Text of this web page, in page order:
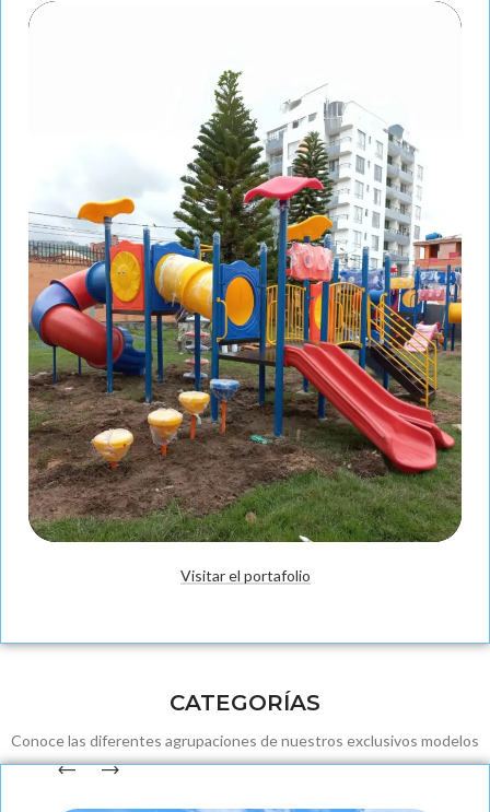
Visitar el portafolio
CATEGORÍAS
Conoce las diferentes agrupaciones de nuestros exclusivos modelos